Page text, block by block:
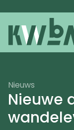
Nieuws
Nieuwe